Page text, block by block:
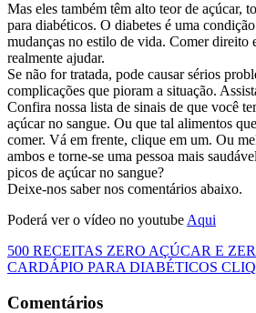
Mas eles também têm alto teor de açúcar,
para diabéticos. O diabetes é uma
mudanças no estilo de vida. Comer direito
realmente ajudar.
Se não for tratada, pode causar sérios
complicações que pioram a situação.
Confira nossa lista de sinais de que você
açúcar no sangue. Ou que tal alimentos
comer. Vá em frente, clique em um. Ou
ambos e torne-se uma pessoa mais
picos de açúcar no sangue?
Deixe-nos saber nos comentários abaixo.
Poderá ver o vídeo no youtube Aqui
500 RECEITAS ZERO AÇÚCAR E
CARDÁPIO PARA DIABÉTICOS
Comentários